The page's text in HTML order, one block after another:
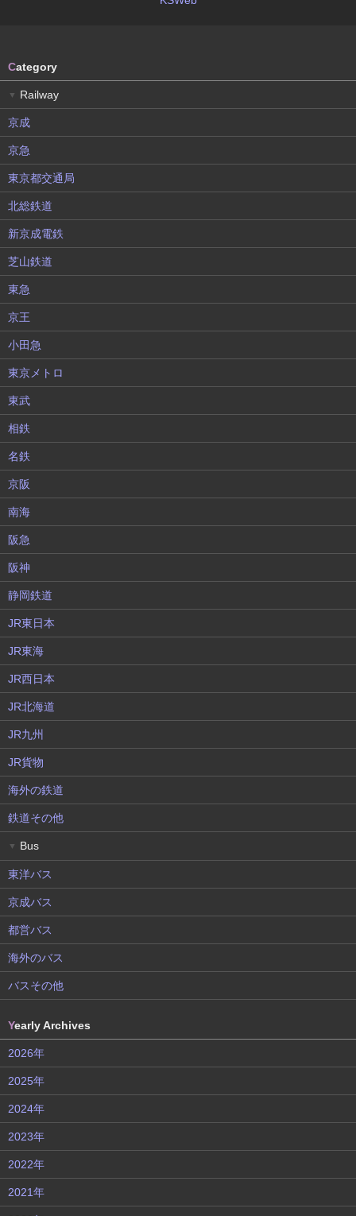
Category
▼ Railway
京成
京急
東京都交通局
北総鉄道
新京成電鉄
芝山鉄道
東急
京王
小田急
東京メトロ
東武
相鉄
名鉄
京阪
南海
阪急
阪神
静岡鉄道
JR東日本
JR東海
JR西日本
JR北海道
JR九州
JR貨物
海外の鉄道
鉄道その他
▼ Bus
東洋バス
京成バス
都営バス
海外のバス
バスその他
Yearly Archives
2026年
2025年
2024年
2023年
2022年
2021年